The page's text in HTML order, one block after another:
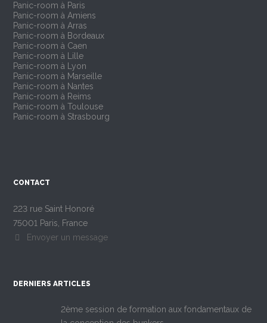
Panic-room à Paris
Panic-room à Amiens
Panic-room à Arras
Panic-room à Bordeaux
Panic-room à Caen
Panic-room à Lille
Panic-room à Lyon
Panic-room à Marseille
Panic-room à Nantes
Panic-room à Reims
Panic-room à Toulouse
Panic-room à Strasbourg
CONTACT
223 rue Saint Honoré
75001 Paris, France
Envoyer un message
DERNIERS ARTICLES
2ème session de formation aux fondamentaux de